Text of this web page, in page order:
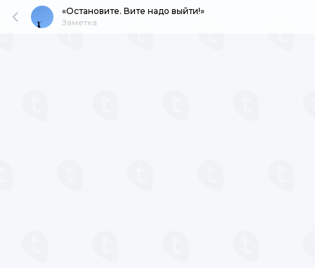
«Остановите. Вите надо выйти!»
Заметка